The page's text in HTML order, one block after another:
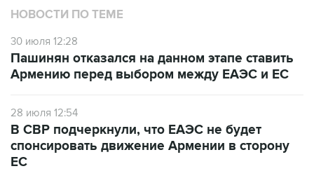
НОВОСТИ ПО ТЕМЕ
30 июля 12:28
Пашинян отказался на данном этапе ставить
Армению перед выбором между ЕАЭС и ЕС
28 июля 12:54
В СВР подчеркнули, что ЕАЭС не будет
спонсировать движение Армении в сторону
ЕС